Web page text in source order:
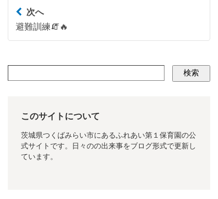
次へ
避難訓練🧯🔥
検索
このサイトについて
茨城県つくばみらい市にあるふれあい第１保育園の公
式サイトです。日々のの出来事をブログ形式で更新し
ています。